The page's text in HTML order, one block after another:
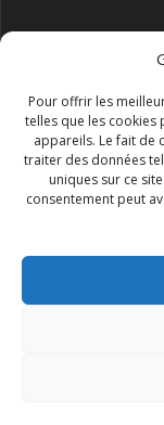
Pour offrir les
telles que les
appareils. Le fait de
traiter des données
uniques sur ce
consentement peut
83520
conditions-
© 2026 VR